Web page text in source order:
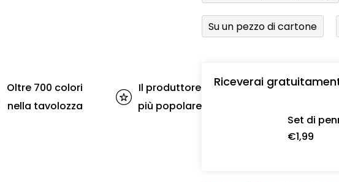
Su un pezzo di cartone
Riceverai
Set di
€1,99
Oltre 700 colori
nella tavolozza
Il produttore
più popolare